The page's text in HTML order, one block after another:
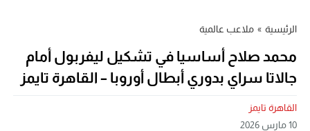
الرئيسية » ملاعب عالمية
محمد صلاح أساسيا في تشكيل ليفربول أمام
جالاتا سراي بدوري أبطال أوروبا – القاهرة تايمز
القاهرة تايمز
10 مارس 2026